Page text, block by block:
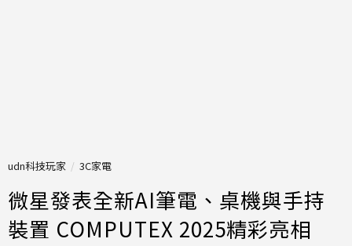
udn科技玩家 3C家電
微星發表全新AI筆電、桌機與手持
裝置 COMPUTEX 2025精彩亮相